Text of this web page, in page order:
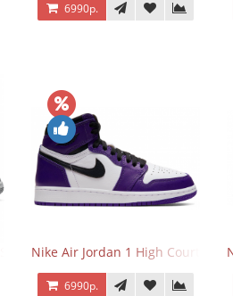
6990р.
Grey
Nike Air Jordan 1 High Court
6990р.